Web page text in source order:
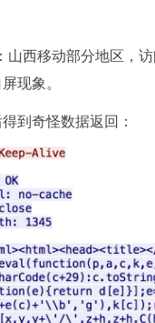
山西移动部分地区，
现象。
到奇怪数据返回：